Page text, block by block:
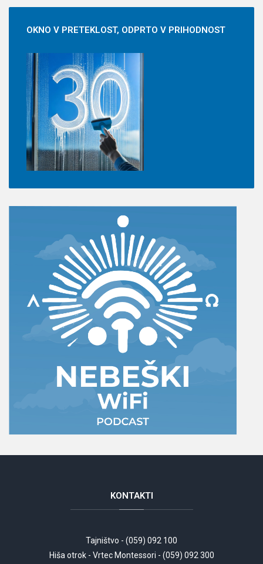
OKNO V PRETEKLOST, ODPRTO V PRIHODNOST
KONTAKTI
Tajništvo - (059) 092 100
Hiša otrok - Vrtec Montessori - (059) 092 300